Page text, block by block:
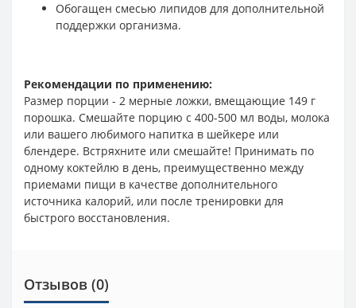
Обогащен смесью липидов для дополнительной
поддержки организма.
Рекомендации по применению:
Размер порции - 2 мерные ложки, вмещающие 149 г
порошка. Смешайте порцию с 400-500 мл воды, молока
или вашего любимого напитка в шейкере или
блендере. Встряхните или смешайте! Принимать по
одному коктейлю в день, преимущественно между
приемами пищи в качестве дополнительного
источника калорий, или после тренировки для
быстрого восстановления.
Отзывов (0)